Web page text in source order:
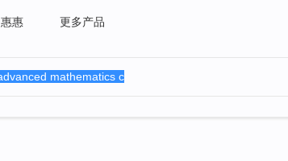
惠惠 更多产品